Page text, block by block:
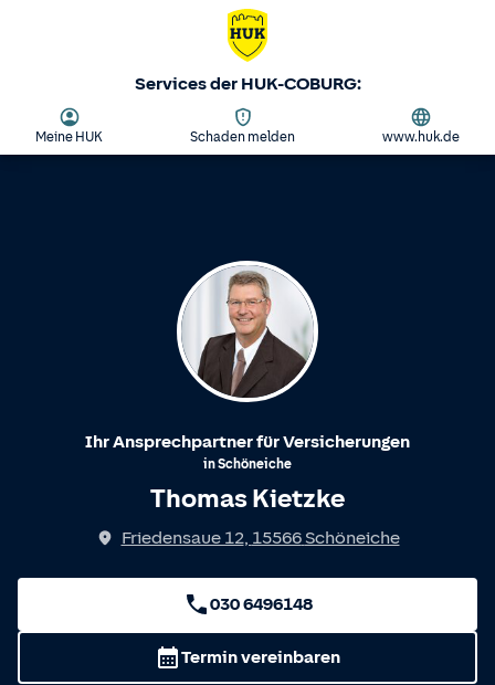
Services der HUK-COBURG:
Meine HUK Schaden melden www.huk.de
Ihr Ansprechpartner für Versicherungen
inSchöneiche
Thomas Kietzke
Friedensaue 12, 15566 Schöneiche
030 6496148
Termin vereinbaren